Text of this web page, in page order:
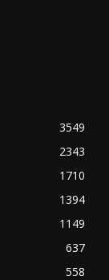
3549
2343
1710
1394
1149
637
558